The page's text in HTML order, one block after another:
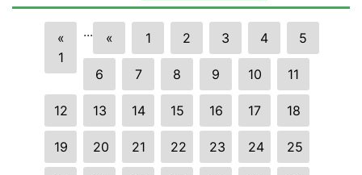
«
1
... « 1 2 3 4 5
6 7 8 9 10 11
12 13 14 15 16 17 18
19 20 21 22 23 24 25